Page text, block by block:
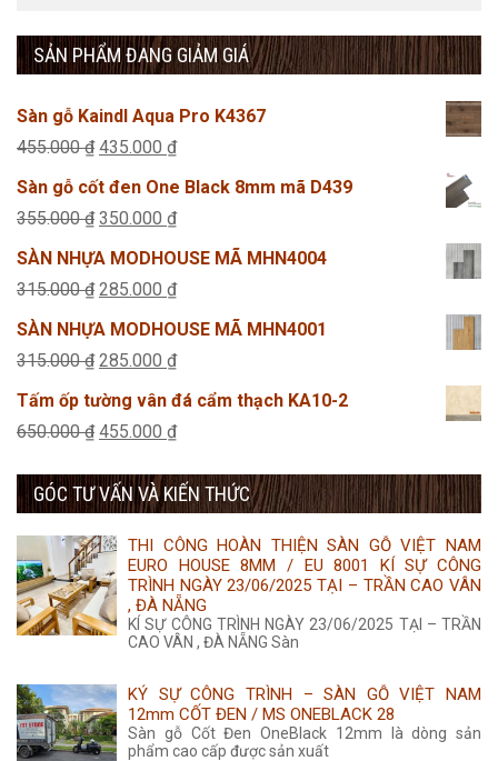
SẢN PHẨM ĐANG GIẢM GIÁ
Sàn gỗ Kaindl Aqua Pro K4367
455.000₫ Giá
gốc
là:
435.000 ₫Giá
hiện
tại
435.000 ₫.
Sàn gỗ cốt đen One Black 8mm mã D439
355.000₫ Giá
gốc
là:
350.000 ₫Giá
hiện
tại
350.000 ₫.
SÀN NHỰA MODHOUSE MÃ MHN4004
315.000₫ Giá
gốc
là:
285.000 ₫Giá
hiện
tại
285.000 ₫.
SÀN NHỰA MODHOUSE MÃ MHN4001
315.000₫ Giá
gốc
là:
285.000 ₫Giá
hiện
tại
285.000 ₫.
Tấm ốp tường vân đá cẩm thạch KA10-2
650.000₫ Giá
là:
455.000 ₫Giá
tại
455.000 ₫.
GÓC TƯ VẤN VÀ KIẾN THỨC
THI CÔNG HOÀN THIỆN SÀN GỖ VIỆT NAM
EURO HOUSE 8MM / EU 8001 KÍ SỰ CÔNG
TRÌNH NGÀY 23/06/2025 TẠI – TRẦN CAO VÂN
, ĐÀ NẴNG
KÍ SỰ CÔNG TRÌNH NGÀY 23/06/2025 TẠI – TRẦN
CAO VÂN , ĐÀ NẴNG Sàn
KÝ SỰ CÔNG TRÌNH – SÀN GỖ VIỆT NAM
12mm CỐT ĐEN / MS ONEBLACK 28
Sàn gỗ Cốt Đen OneBlack 12mm là dòng sản
phẩm cao cấp được sản xuất